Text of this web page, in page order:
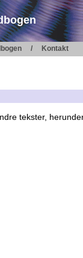
Kontakt
tekster,